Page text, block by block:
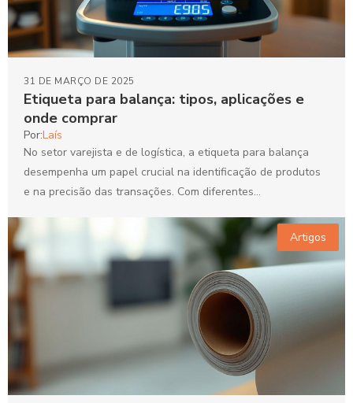
Etiqueta para balança: tipos, aplicações e
onde comprar
31 DE MARÇO DE 2025
Por:Laís
No setor varejista e de logística, a etiqueta para balança
desempenha um papel crucial na identificação de produtos
e na precisão das transações. Com diferentes...
Artigos